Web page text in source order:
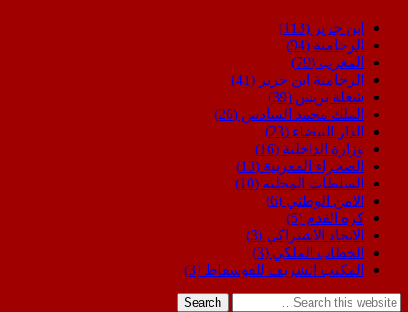
ابن جرير (113)
الرحامنة (94)
المغرب (79)
الرحامنة ابن جرير (41)
شعلة بريس (39)
الملك محمد السادس (26)
الدار البيضاء (23)
وزارة الداخلية (16)
الصحراء المغربية (13)
السلطات المحلية (10)
الامن الوطني (6)
كرة القدم (5)
الاتحاد الاشتراكي (3)
الخطاب الملكي (3)
المكتب الشريف للفوسفاط (3)
Search